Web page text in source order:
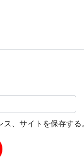
、サイトを保存する。